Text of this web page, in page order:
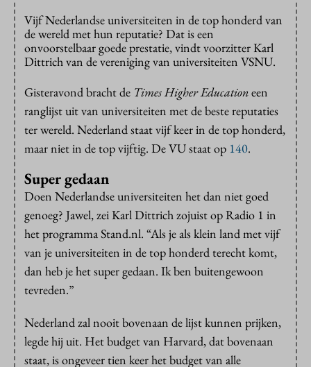
Vijf Nederlandse universiteiten in de top honderd van
de wereld met hun reputatie? Dat is een
onvoorstelbaar goede prestatie, vindt voorzitter Karl
Dittrich van de vereniging van universiteiten VSNU.
Gisteravond bracht de Times Higher Educationeen
ranglijst uit van universiteiten met de beste reputaties
ter wereld. Nederland staat vijf keer in de top honderd,
maar niet in de top vijftig. De VU staat op 140.
Super gedaan
Doen Nederlandse universiteiten het dan niet goed
genoeg? Jawel, zei Karl Dittrich zojuist op Radio 1 in
het programma Stand.nl. “Als je als klein land met vijf
van je universiteiten in de top honderd terecht komt,
dan heb je het super gedaan. Ik ben buitengewoon
tevreden.”
Nederland zal nooit bovenaan de lijst kunnen prijken,
legde hij uit. Het budget van Harvard, dat bovenaan
staat, is ongeveer tien keer het budget van alle